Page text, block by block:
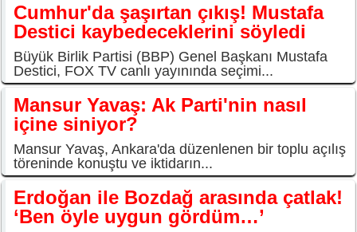
Cumhur'da şaşırtan çıkış! Mustafa
Destici kaybedeceklerini söyledi
Büyük Birlik Partisi (BBP) Genel Başkanı Mustafa
Destici, FOX TV canlı yayınında seçimi...
Mansur Yavaş: Ak Parti'nin nasıl
içine siniyor?
Mansur Yavaş, Ankara'da düzenlenen bir toplu açılış
töreninde konuştu ve iktidarın...
Erdoğan ile Bozdağ arasında çatlak!
‘Ben öyle uygun gördüm…’